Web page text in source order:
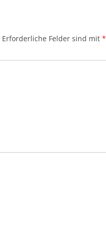
Erforderliche Felder sind mit *